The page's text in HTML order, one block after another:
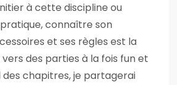
à cette discipline ou
connaître son
et ses règles est la
des parties à la fois fun et
des chapitres, je partagerai